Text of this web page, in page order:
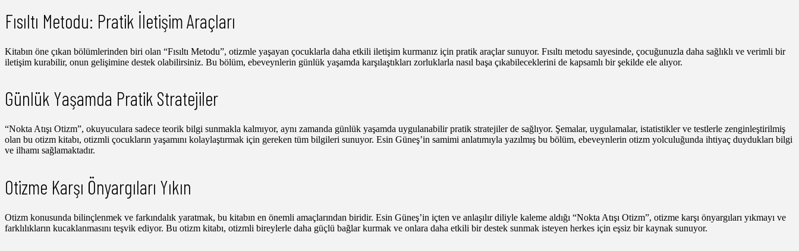
Fısıltı Metodu: Pratik İletişim Araçları
Kitabın öne çıkan bölümlerinden biri olan “Fısıltı Metodu”, otizmle yaşayan çocuklarla daha etkili iletişim kurmanız için pratik araçlar sunuyor. Fısıltı metodu sayesinde, çocuğunuzla daha sağlıklı ve verimli bir
iletişim kurabilir, onun gelişimine destek olabilirsiniz. Bu bölüm, ebeveynlerin günlük yaşamda karşılaştıkları zorluklarla nasıl başa çıkabileceklerini de kapsamlı bir şekilde ele alıyor.
Günlük Yaşamda Pratik Stratejiler
“Nokta Atışı Otizm”, okuyuculara sadece teorik bilgi sunmakla kalmıyor, aynı zamanda günlük yaşamda uygulanabilir pratik stratejiler de sağlıyor. Şemalar, uygulamalar, istatistikler ve testlerle zenginleştirilmiş
olan bu otizm kitabı, otizmli çocukların yaşamını kolaylaştırmak için gereken tüm bilgileri sunuyor. Esin Güneş’in samimi anlatımıyla yazılmış bu bölüm, ebeveynlerin otizm yolculuğunda ihtiyaç duydukları bilgi
ve ilhamı sağlamaktadır.
Otizme Karşı Önyargıları Yıkın
Otizm konusunda bilinçlenmek ve farkındalık yaratmak, bu kitabın en önemli amaçlarından biridir. Esin Güneş’in içten ve anlaşılır diliyle kaleme aldığı “Nokta Atışı Otizm”, otizme karşı önyargıları yıkmayı ve
farklılıkların kucaklanmasını teşvik ediyor. Bu otizm kitabı, otizmli bireylerle daha güçlü bağlar kurmak ve onlara daha etkili bir destek sunmak isteyen herkes için eşsiz bir kaynak sunuyor.